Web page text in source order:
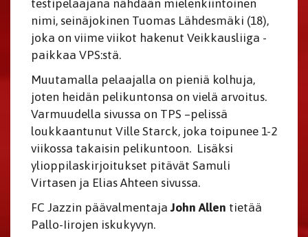
testipelaajana nähdään mielenkiintoinen
nimi, seinäjokinen Tuomas Lähdesmäki (18),
joka on viime viikot hakenut Veikkausliiga -
paikkaa VPS:stä.
Muutamalla pelaajalla on pieniä kolhuja,
joten heidän pelikuntonsa on vielä arvoitus.
Varmuudella sivussa on TPS –pelissä
loukkaantunut Ville Starck, joka toipunee 1-2
viikossa takaisin pelikuntoon. Lisäksi
ylioppilaskirjoitukset pitävät Samuli
Virtasen ja Elias Ahteen sivussa.
FC Jazzin päävalmentaja John Allen tietää
Pallo-Iirojen iskukyvyn.